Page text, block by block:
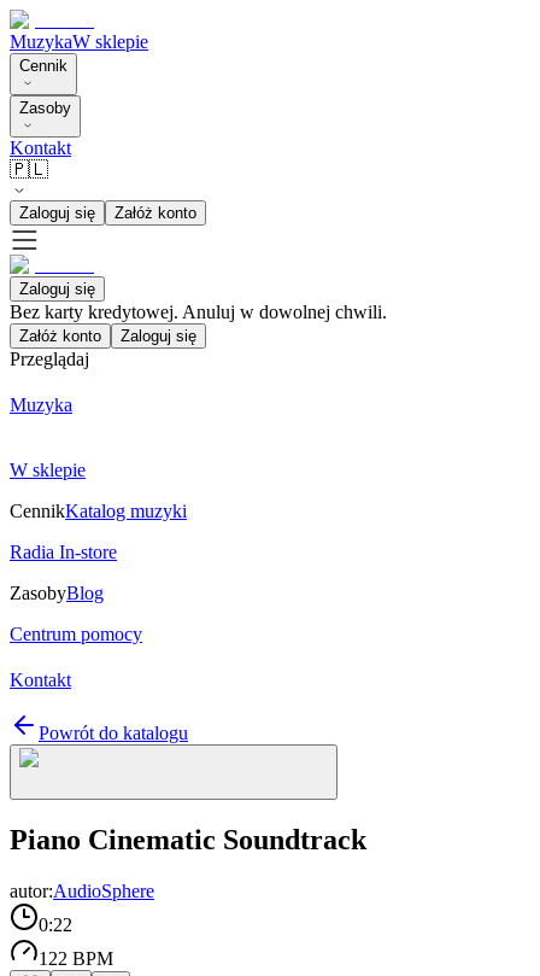
MuzykaW sklepie
Cennik
Zasoby
Kontakt
🇵🇱
Zaloguj się Załóż konto
Zaloguj się
Bez karty kredytowej. Anuluj w dowolnej chwili.
Załóż konto Zaloguj się
Przeglądaj
Muzyka
W sklepie
CennikKatalog muzyki
Radia In-store
ZasobyBlog
Centrum pomocy
Kontakt
Powrót do katalogu
Piano Cinematic Soundtrack
autor:AudioSphere
0:22
122 BPM